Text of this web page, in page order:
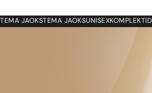
TEMA JAOKSTEMA JAOKSUNISEXKOMPLEKTID